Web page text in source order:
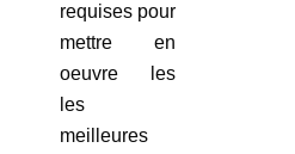
requises pour
mettre en
oeuvre les
les
meilleures